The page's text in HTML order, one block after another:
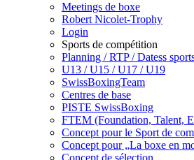
Meetings de boxe
Robert Nicolet-Trophy
Login
Sports de compétition
Planning / RTP / Datess
U13 / U15 / U17 / U19
SwissBoxingTeam
Centres de base
PISTE SwissBoxing
FTEM (Foundation, Talent,
Concept pour le Sport de
Concept pour „La boxe en
Concept de sélection